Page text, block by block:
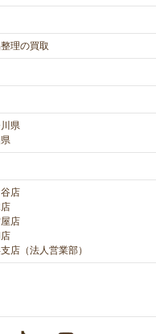
理の買取
県
店
店
店（法人営業部）